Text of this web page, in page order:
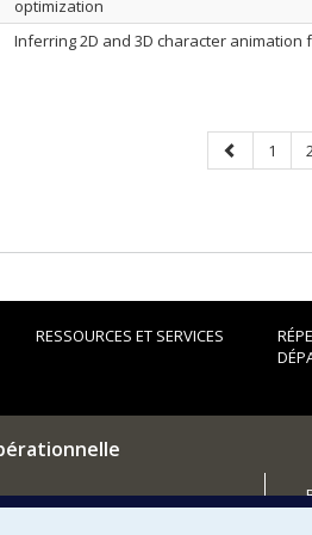
optimization
Inferring 2D and 3D character animation
PagePage
1
RESSOURCES ET SERVICES